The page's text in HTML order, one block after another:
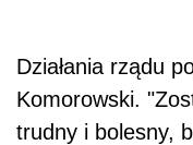
Działania rządu
Komorowski.
trudny i bolesny,